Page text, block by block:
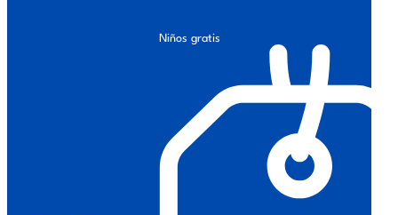
Niños gratis